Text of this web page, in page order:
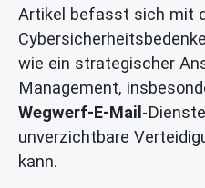
Artikel befasst sich mit
wie ein strategischer
Management,
Wegwerf-E-Mail-
unverzichtbare
kann.